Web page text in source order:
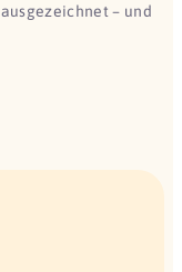
– und